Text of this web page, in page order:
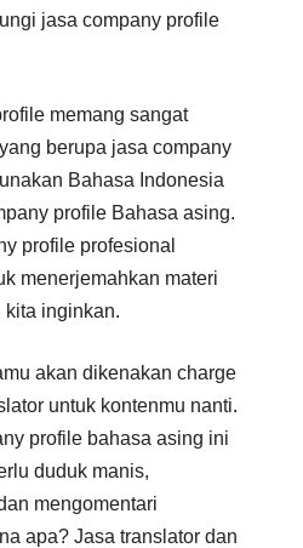
jasa company profile
memang sangat
berupa jasa company
Bahasa Indonesia
profile Bahasa asing.
profile profesional
menerjemahkan materi
kita inginkan.
akan dikenakan charge
untuk kontenmu nanti.
profile bahasa asing ini
duduk manis,
mengomentari
apa? Jasa translator dan